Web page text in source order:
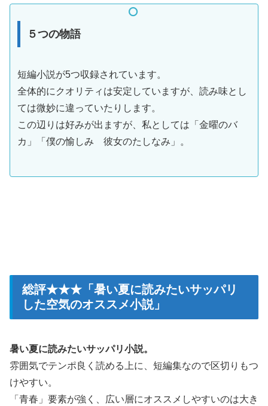
５つの物語
短編小説が5つ収録されています。
全体的にクオリティは安定していますが、読み味とし
ては微妙に違っていたりします。
この辺りは好みが出ますが、私としては「金曜のバ
カ」「僕の愉しみ 彼女のたしなみ」。
総評★★★「暑い夏に読みたいサッパリ
した空気のオススメ小説」
暑い夏に読みたいサッパリ小説。
雰囲気でテンポ良く読める上に、短編集なので区切りもつ
けやすい。
「青春」要素が強く、広い層にオススメしやすいのは大き